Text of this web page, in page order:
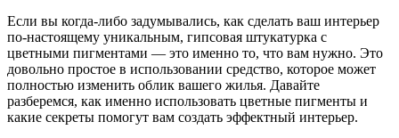
Если вы когда-либо задумывались, как сделать ваш интерьер
по-настоящему уникальным, гипсовая штукатурка с
цветными пигментами — это именно то, что вам нужно. Это
довольно простое в использовании средство, которое может
полностью изменить облик вашего жилья. Давайте
разберемся, как именно использовать цветные пигменты и
какие секреты помогут вам создать эффектный интерьер.